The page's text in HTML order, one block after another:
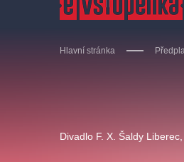
Hlavní stránka
Divadlo F. X. Šaldy Liberec,